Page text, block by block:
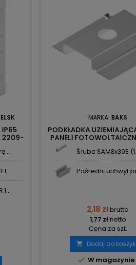
IP65
2209-
1...
1...
MARKA: BAKS
PODKŁADKA
PANELI
Śruba SAM8x30E
Pośredni uchwyt
2,18 złbrutto
1,77 złnetto
Cena za szt.
 Dodaj do
 W magazynie